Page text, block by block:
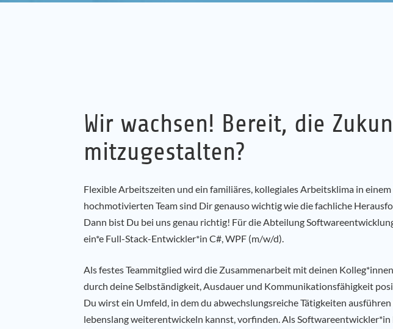
Full-Stack-Entwickler*in
Wir wachsen! Bereit, die
mitzugestalten?
Flexible Arbeitszeiten und ein familiäres, kollegiales Arbeitsklima in einem
hochmotivierten Team sind Dir genauso wichtig wie die fachliche
Dann bist Du bei uns genau richtig! Für die Abteilung
ein*e Full-Stack-Entwickler*in C#, WPF (m/w/d).
Als festes Teammitglied wird die Zusammenarbeit mit deinen
durch deine Selbständigkeit, Ausdauer und Kommunikationsfähigkeit
Du wirst ein Umfeld, in dem du abwechslungsreiche Tätigkeiten
lebenslang weiterentwickeln kannst, vorfinden. Als Softwareentwickler*in